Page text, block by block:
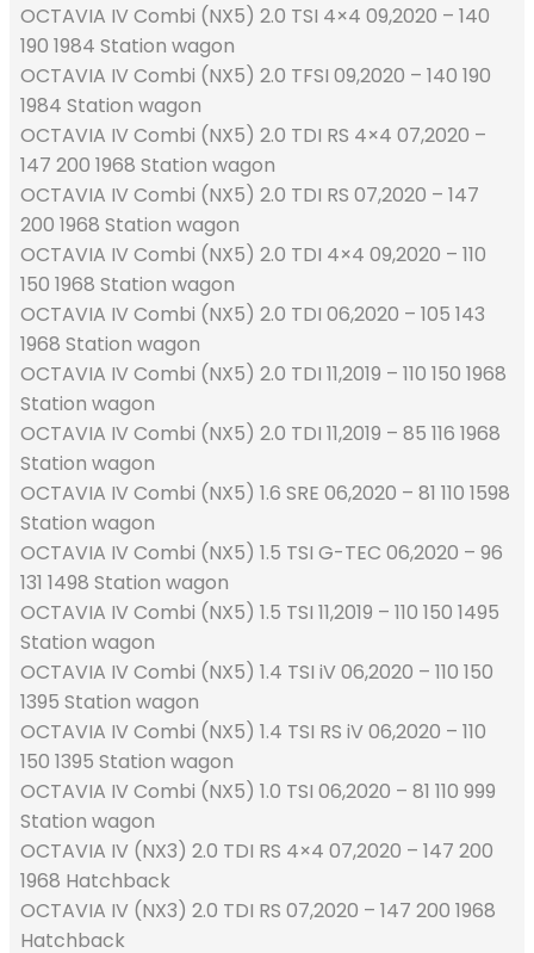
OCTAVIA IV Combi (NX5) 2.0 TSI 4×4 09,2020 – 140
190 1984 Station wagon
OCTAVIA IV Combi (NX5) 2.0 TFSI 09,2020 – 140 190
1984 Station wagon
OCTAVIA IV Combi (NX5) 2.0 TDI RS 4×4 07,2020 –
147 200 1968 Station wagon
OCTAVIA IV Combi (NX5) 2.0 TDI RS 07,2020 – 147
200 1968 Station wagon
OCTAVIA IV Combi (NX5) 2.0 TDI 4×4 09,2020 – 110
150 1968 Station wagon
OCTAVIA IV Combi (NX5) 2.0 TDI 06,2020 – 105 143
1968 Station wagon
OCTAVIA IV Combi (NX5) 2.0 TDI 11,2019 – 110 150 1968
Station wagon
OCTAVIA IV Combi (NX5) 2.0 TDI 11,2019 – 85 116 1968
Station wagon
OCTAVIA IV Combi (NX5) 1.6 SRE 06,2020 – 81 110 1598
Station wagon
OCTAVIA IV Combi (NX5) 1.5 TSI G-TEC 06,2020 – 96
131 1498 Station wagon
OCTAVIA IV Combi (NX5) 1.5 TSI 11,2019 – 110 150 1495
Station wagon
OCTAVIA IV Combi (NX5) 1.4 TSI iV 06,2020 – 110 150
1395 Station wagon
OCTAVIA IV Combi (NX5) 1.4 TSI RS iV 06,2020 – 110
150 1395 Station wagon
OCTAVIA IV Combi (NX5) 1.0 TSI 06,2020 – 81 110 999
Station wagon
OCTAVIA IV (NX3) 2.0 TDI RS 4×4 07,2020 – 147 200
1968 Hatchback
OCTAVIA IV (NX3) 2.0 TDI RS 07,2020 – 147 200 1968
Hatchback